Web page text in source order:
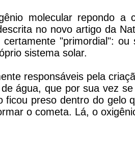
molecular repondo a
no novo artigo da
"primordial": ou
sistema solar.
responsáveis pela
água, que por sua vez
ficou preso dentro do gelo
o cometa. Lá, o